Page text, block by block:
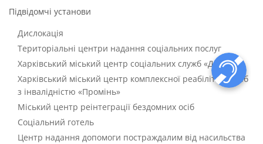
Підвідомчі установи
Дислокація
Територіальні центри надання соціальних послуг
Харківський міський центр соціальних служб «Довіра»
Харківський міський центр комплексної реабілітації осіб
з інвалідністю «Промінь»
Міський центр реінтеграції бездомних осіб
Соціальний готель
Центр надання допомоги постраждалим від насильства